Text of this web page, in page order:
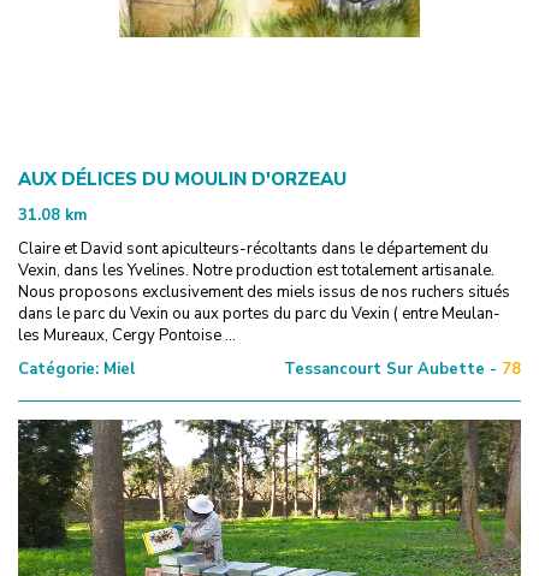
AUX DÉLICES DU MOULIN D'ORZEAU
31.08 km
Claire et David sont apiculteurs-récoltants dans le département du
Vexin, dans les Yvelines. Notre production est totalement artisanale.
Nous proposons exclusivement des miels issus de nos ruchers situés
dans le parc du Vexin ou aux portes du parc du Vexin ( entre Meulan-
les Mureaux, Cergy Pontoise ...
Catégorie: Miel Tessancourt Sur Aubette - 78